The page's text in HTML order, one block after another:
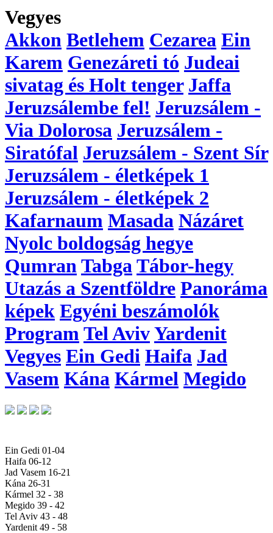
Vegyes
Akkon Betlehem Cezarea Ein
Karem Genezáreti tó Judeai
sivatag és Holt tenger Jaffa
Jeruzsálembe fel! Jeruzsálem -
Via Dolorosa Jeruzsálem -
Siratófal Jeruzsálem - Szent Sír
Jeruzsálem - életképek 1
Jeruzsálem - életképek 2
Kafarnaum Masada Názáret
Nyolc boldogság hegye
Qumran Tabga Tábor-hegy
Utazás a Szentföldre Panoráma
képek Egyéni beszámolók
Program Tel AvivYardenit
Vegyes Ein Gedi Haifa Jad
Vasem Kána Kármel Megido
Ein Gedi 01-04
Haifa 06-12
Jad Vasem 16-21
Kána 26-31
Kármel 32 - 38
Megido 39 - 42
Tel Aviv 43 - 48
Yardenit 49 - 58